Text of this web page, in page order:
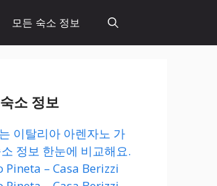
모든 숙소 정보
소 정보
이탈리아 아렌자노 가
정보 한눈에 비교해요.
Pineta – Casa Berizzi